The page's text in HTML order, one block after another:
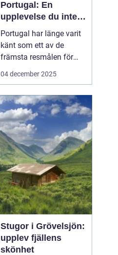
Portugal: En
upplevelse du inte
vill missa
Portugal har länge varit
känt som ett av de
främsta resmålen för
surfentusiaster. Landets
klimat och en
avslappnad atmosfär,
vilket gör det till en
idealisk ...
04 december 2025
Stugor i Grövelsjön:
upplev fjällens
skönhet